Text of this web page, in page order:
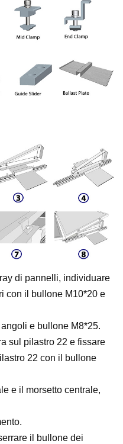
di pannelli, individuare
con il bullone M10*20 e
e bullone M8*25.
sul pilastro 22 e fissare
22 con il bullone
e il morsetto centrale,
il bullone dei